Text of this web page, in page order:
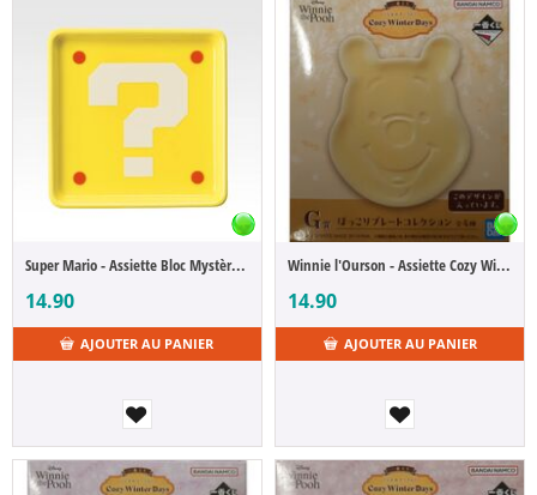
Super Mario - Assiette Bloc Mystère - Always Together - F (Ichibansho)
14.90
AJOUTER AU PANIER
Winnie l'Ourson - Assiette Cozy Winter Days - G Winnie l’Ourson (Ichibansho)
14.90
AJOUTER AU PANIER